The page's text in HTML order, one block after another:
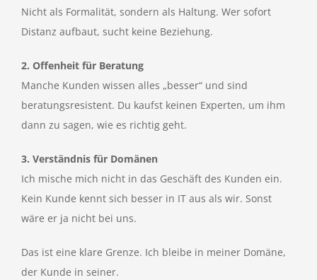
Nicht als Formalität, sondern als Haltung. Wer sofort
Distanz aufbaut, sucht keine Beziehung.
2. Offenheit für Beratung
Manche Kunden wissen alles „besser“ und sind
beratungsresistent. Du kaufst keinen Experten, um ihm
dann zu sagen, wie es richtig geht.
3. Verständnis für Domänen
Ich mische mich nicht in das Geschäft des Kunden ein.
Kein Kunde kennt sich besser in IT aus als wir. Sonst
wäre er ja nicht bei uns.
Das ist eine klare Grenze. Ich bleibe in meiner Domäne,
der Kunde in seiner.